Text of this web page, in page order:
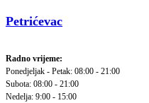
Petrićevac
Radno vrijeme:
Ponedjeljak - Petak: 08:00 - 21:00
Subota: 08:00 - 21:00
Nedelja: 9:00 - 15:00